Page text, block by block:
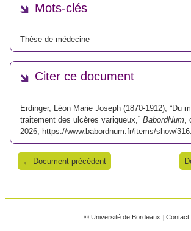
Mots-clés
Thèse de médecine
Citer ce document
Erdinger, Léon Marie Joseph (1870-1912), “Du
traitement des ulcères variqueux,” BabordNum
2026,
https://www.babordnum.fr/items/show/316
← Document précédent
© Université de Bordeaux | Contact